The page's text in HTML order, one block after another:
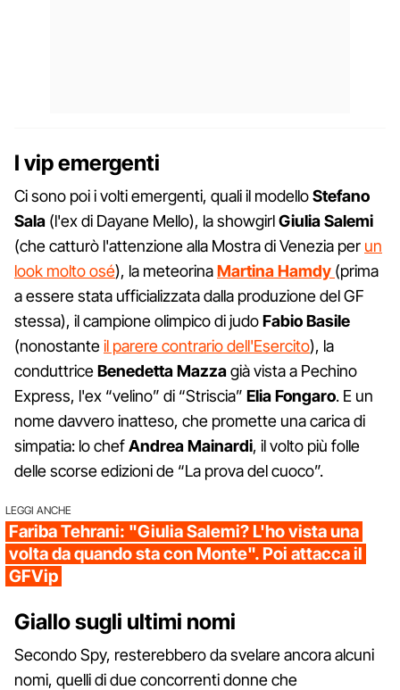
I vip emergenti
Ci sono poi i volti emergenti, quali il modelloStefano
Sala (l'ex di Dayane Mello), la showgirlGiulia Salemi
(che catturò l'attenzione alla Mostra di Venezia per un
look molto osé), la meteorinaMartina Hamdy (prima
a essere stata ufficializzata dalla produzione del GF
stessa), il campione olimpico di judoFabio Basile
(nonostanteil parere contrario dell'Esercito), la
conduttriceBenedetta Mazzagià vista a Pechino
Express, l'ex “velino” di “Striscia” Elia Fongaro. E un
nome davvero inatteso, che promette una carica di
simpatia: lo chefAndrea Mainardi, il volto più folle
delle scorse edizioni de “La prova del cuoco”.
LEGGI ANCHE
Fariba Tehrani: "Giulia Salemi? L'ho vista una
volta da quando sta con Monte". Poi attacca il
GFVip
Giallo sugli ultimi nomi
Secondo Spy, resterebbero da svelare ancora alcuni
nomi, quelli di due concorrenti donne che